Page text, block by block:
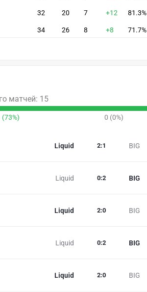
32 20 7 +12 81.3%
34 26 8 +8 71.7%
матчей: 15
(73%) 0 (0%)
Liquid BIG
2:1
Liquid BIG
0:2
Liquid BIG
2:0
Liquid BIG
0:2
Liquid BIG
2:0